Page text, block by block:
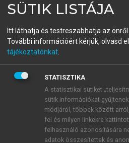
fiókoddal,vagy hozz
A regisztráció után a
BELÉPÉS SAJÁT
ÚJ FIÓK
1 óra díjmentes hozzáférés
SÜTIK LISTÁJA
Itt láthatja és testreszabhatja az
További információért kérjük, olvasd
tájékoztatónkat
STATISZTIKA
A statisztikai sütiket
sütik információkat
módjáról, többek között
fel és milyen linkekre
felhasználó azonosítására
adatok összesítettek és